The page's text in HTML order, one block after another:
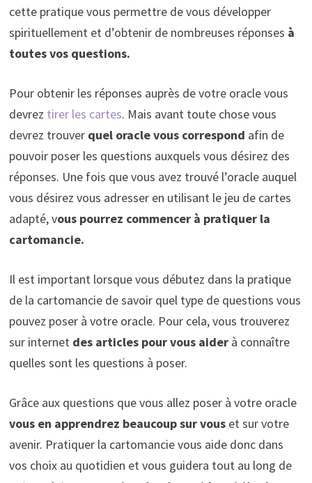
cette pratique vous permettre de vous développer
spirituellement et d’obtenir de nombreuses réponses à
toutes vos questions.
Pour obtenir les réponses auprès de votre oracle vous
devrez tirer les cartes. Mais avant toute chose vous
devrez trouver quel oracle vous correspond afin de
pouvoir poser les questions auxquels vous désirez des
réponses. Une fois que vous avez trouvé l’oracle auquel
vous désirez vous adresser en utilisant le jeu de cartes
adapté, vous pourrez commencer à pratiquer la
cartomancie.
Il est important lorsque vous débutez dans la pratique
de la cartomancie de savoir quel type de questions vous
pouvez poser à votre oracle. Pour cela, vous trouverez
sur internet des articles pour vous aiderà connaître
quelles sont les questions à poser.
Grâce aux questions que vous allez poser à votre oracle
vous en apprendrez beaucoup sur vouset sur votre
avenir. Pratiquer la cartomancie vous aide donc dans
vos choix au quotidien et vous guidera tout au long de